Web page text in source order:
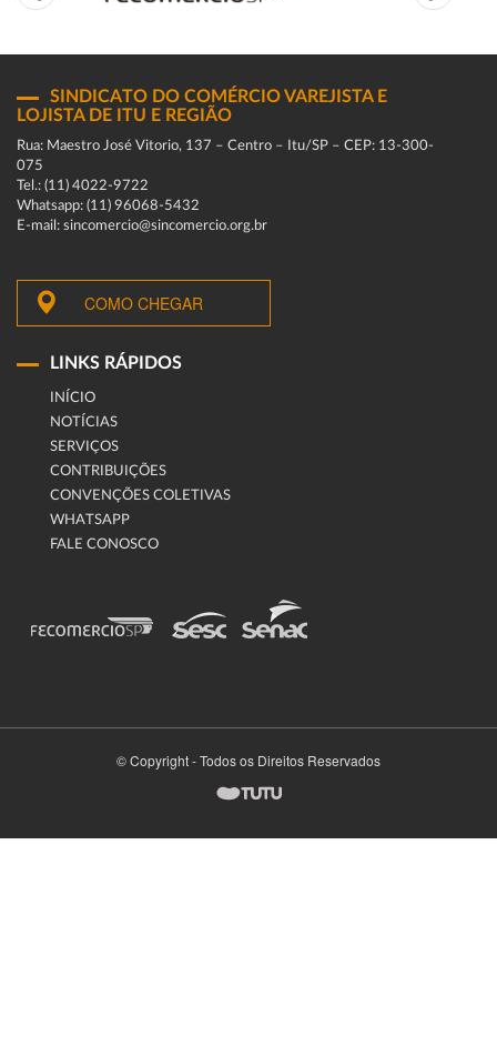
SINDICATO DO COMÉRCIO VAREJISTA E
LOJISTA DE ITU E REGIÃO
Rua: Maestro José Vitorio, 137 – Centro – Itu/SP – CEP: 13-300-
075
Tel.: (11) 4022-9722
Whatsapp: (11) 96068-5432
E-mail: sincomercio@sincomercio.org.br
COMO CHEGAR
LINKS RÁPIDOS
INÍCIO
NOTÍCIAS
SERVIÇOS
CONTRIBUIÇÕES
CONVENÇÕES COLETIVAS
WHATSAPP
FALE CONOSCO
© Copyright - Todos os Direitos Reservados